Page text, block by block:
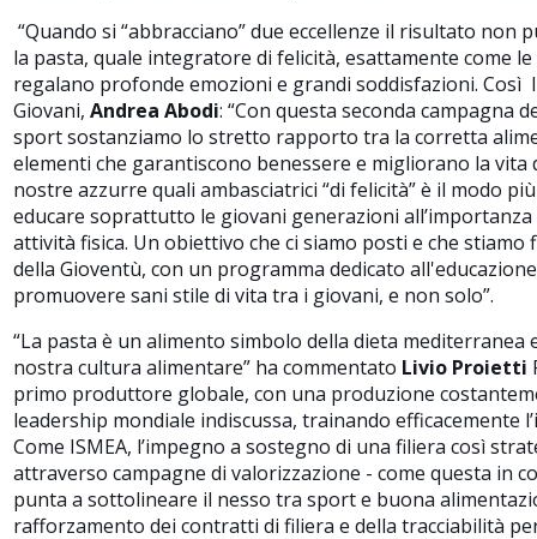
“Quando si “abbracciano” due eccellenze il risultato non
la pasta, quale integratore di felicità, esattamente come
regalano profonde emozioni e grandi soddisfazioni. Così
Giovani, Andrea Abodi: “Con questa seconda campagna
sport sostanziamo lo stretto rapporto tra la corretta
elementi che garantiscono benessere e migliorano la vita
nostre azzurre quali ambasciatrici “di felicità” è il modo
educare soprattutto le giovani generazioni
attività fisica. Un obiettivo che ci siamo posti e che stiamo
della Gioventù, con un programma dedicato
promuovere sani stile di vita tra i giovani, e non solo”.
“La pasta è un alimento simbolo della dieta mediterranea
nostra cultura alimentare” ha commentato Livio Proietti
primo produttore globale, con una produzione
leadership mondiale indiscussa, trainando efficacemente
Come ISMEA, l’impegno a sostegno di una filiera così
attraverso campagne di valorizzazione - come questa in
punta a sottolineare il nesso tra sport e buona
rafforzamento dei contratti di filiera e della tracciabilità